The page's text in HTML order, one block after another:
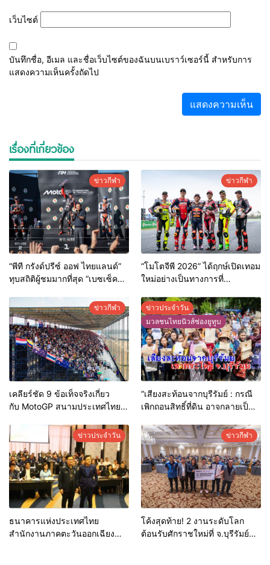
เว็บไซต์
บันทึกชื่อ, อีเมล และชื่อเว็บไซต์ของฉันบนเบราว์เซอร์นี้ สำหรับการ
แสดงความเห็นครั้งถัดไป
เรื่องที่เกี่ยวข้อง
ข่าวกีฬา
“พีที กรังด์ปรีซ์ ออฟ ไทยแลนด์”
ทุบสถิติผู้ชมมากที่สุด “เบซเซ็คคี”
เกซ” ดวงแตกยางระเบิด
ข่าวกีฬา
“โมโตจีพี 2026” ได้ฤกษ์เปิดเทอม
ใหม่อย่างเป็นทางการที่
คี” นำทัพแถลงข่าวก่อนดวลเดือด
“ไทยจีพี”
ข่าวกีฬา
เคลียร์ชัด 9 ข้อเท็จจริงเกี่ยว
กับ MotoGP สนามประเทศไทย
ไม่มีคนดู จริงหรือ?
ข่าวประจำวัน
มวลชนไทยนิวส์ช่องยูทูบ
“เสียงสะท้อนจากบุรีรัมย์ : กรณี
เพิกถอนสิทธิ์ที่ดิน อาจกลายเป็น
มอเตอร์สปอร์ตไทย”
ข่าวประจำวัน
ธนาคารแห่งประเทศไทย
สำนักงานภาคตะวันออกเฉียง
ข่าวกีฬา
โค้งสุดท้าย! 2 งานระดับโลก
ต้อนรับศักราชใหม่ที่ จ.บุรีรัมย์